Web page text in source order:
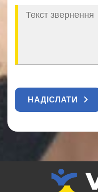
НАДІСЛАТИ